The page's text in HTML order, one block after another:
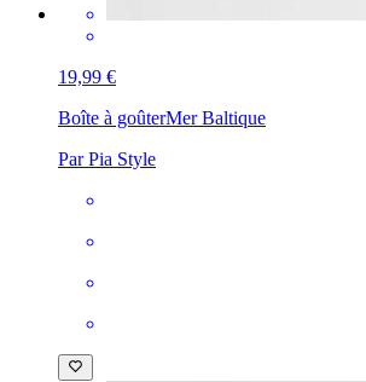
19,99 €
Boîte à goûterMer Baltique
Par Pia Style